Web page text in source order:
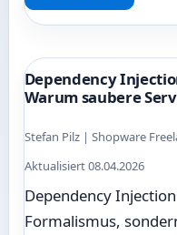
Dependency
Warum saubere
Stefan Pilz | Shopware
Aktualisiert 08.04.2026
Dependency
Formalismus,